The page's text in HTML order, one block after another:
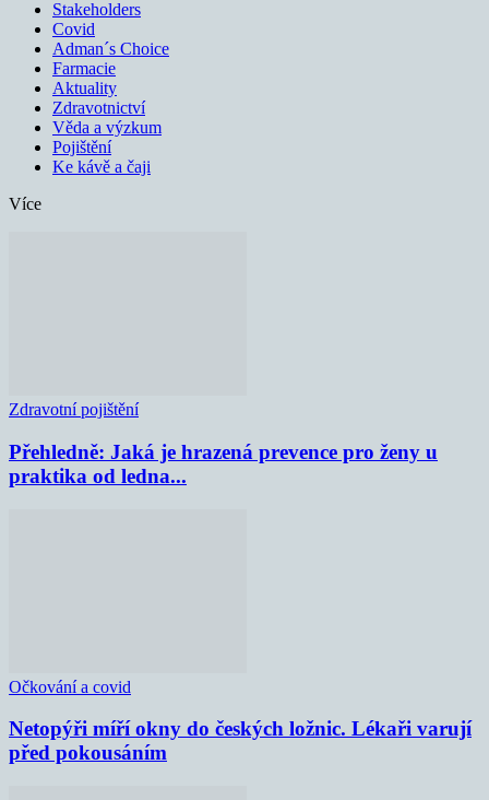
Stakeholders
Covid
Adman´s Choice
Farmacie
Aktuality
Zdravotnictví
Věda a výzkum
Pojištění
Ke kávě a čaji
Více
Zdravotní pojištění
Přehledně: Jaká je hrazená prevence pro ženy u
praktika od ledna...
Očkování a covid
Netopýři míří okny do českých ložnic. Lékaři varují
před pokousáním